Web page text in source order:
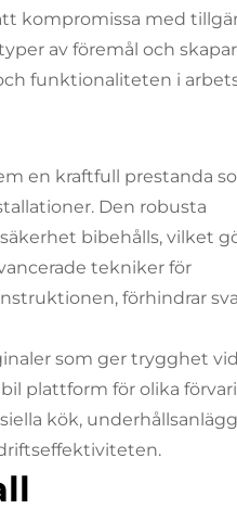
kompromissa med
av föremål och skapar
funktionaliteten i
en kraftfull prestanda
Den robusta
bibehålls, vilket
tekniker för
förhindrar
som ger trygghet
plattform för olika
kök,